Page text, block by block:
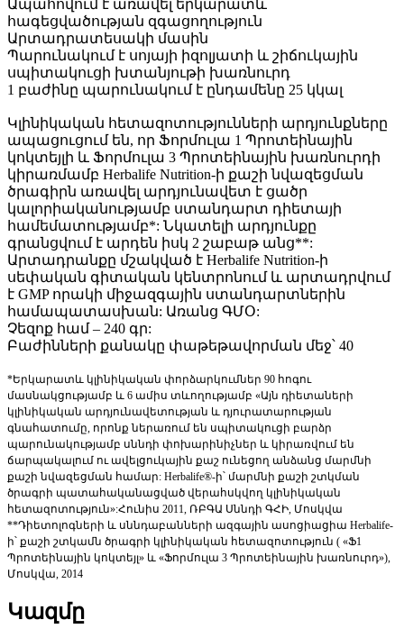
Ապահովում է առավել երկարատև
հագեցվածության զգացողություն
Արտադրատեսակի մասին
Պարունակում է սոյայի իզոլյատի և շիճուկային
սպիտակուցի խտանյութի խառնուրդ
1 բաժինը պարունակում է ընդամենը 25 կկալ
Կլինիկական հետազոտությունների արդյունքները
ապացուցում են, որ Ֆորմուլա 1 Պրոտեինային
կոկտեյլի և Ֆորմուլա 3 Պրոտեինային խառնուրդի
կիրառմամբ Herbalife Nutrition-ի քաշի նվազեցման
ծրագիրն առավել արդյունավետ է ցածր
կալորիականությամբ ստանդարտ դիետայի
համեմատությամբ*: Նկատելի արդյունքը
գրանցվում է արդեն իսկ 2 շաբաթ անց**:
Արտադրանքը մշակված է Herbalife Nutrition-ի
սեփական գիտական կենտրոնում և արտադրվում
է GMP որակի միջազգային ստանդարտներին
համապատասխան: Առանց ԳՄՕ:
Չեզոք համ – 240 գր:
Բաժինների քանակը փաթեթավորման մեջ՝ 40
*Երկարատև կլինիկական փորձարկումներ 90 հոգու
մասնակցությամբ և 6 ամիս տևողությամբ «Այն դիետաների
կլինիկական արդյունավետության և դյուրատարության
գնահատումը, որոնք ներառում են սպիտակուցի բարձր
պարունակությամբ սննդի փոխարինիչներ և կիրառվում են
ճարպակալում ու ավելցուկային քաշ ունեցող անձանց մարմնի
քաշի նվազեցման համար: Herbalife®-ի՝ մարմնի քաշի շտկման
ծրագրի պատահականացված վերահսկվող կլինիկական
հետազոտություն»:Հունիս 2011, ՌԲԳԱ Սննդի ԳՀԻ, Մոսկվա
**Դիետոլոգների և սննդաբանների ազգային ասոցիացիա Herbalife-
ի՝ քաշի շտկամն ծրագրի կլինիկական հետազոտություն ( «Ֆ1
Պրոտեինային կոկտեյլ» և «Ֆորմուլա 3 Պրոտեինային խառնուրդ»),
Մոսկվա, 2014
Կազմը